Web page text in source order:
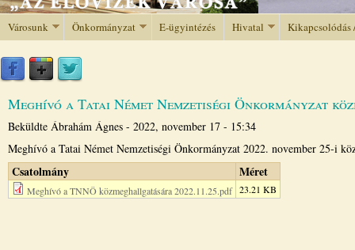
Városunk Önkormányzat E-ügyintézés Hivatal Kikapcsolódás
Meghívó a Tatai Német Nemzetiségi Önkormányzat
Beküldte Ábrahám Ágnes - 2022, november 17 - 15:34
Meghívó a Tatai Német Nemzetiségi Önkormányzat 2022. november 25-i
Csatolmány Méret
Meghívó a TNNÖ közmeghallgatására 2022.11.25.pdf 23.21 KB